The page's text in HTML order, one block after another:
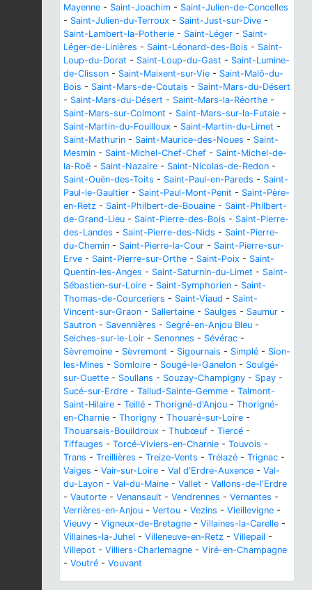
Mayenne - Saint-Joachim - Saint-Julien-de-Concelles
- Saint-Julien-du-Terroux - Saint-Just-sur-Dive -
Saint-Lambert-la-Potherie - Saint-Léger - Saint-
Léger-de-Linières - Saint-Léonard-des-Bois - Saint-
Loup-du-Dorat - Saint-Loup-du-Gast - Saint-Lumine-
de-Clisson - Saint-Maixent-sur-Vie - Saint-Malô-du-
Bois - Saint-Mars-de-Coutais - Saint-Mars-du-Désert
- Saint-Mars-du-Désert - Saint-Mars-la-Réorthe -
Saint-Mars-sur-Colmont - Saint-Mars-sur-la-Futaie -
Saint-Martin-du-Fouilloux - Saint-Martin-du-Limet -
Saint-Mathurin - Saint-Maurice-des-Noues - Saint-
Mesmin - Saint-Michel-Chef-Chef - Saint-Michel-de-
la-Roë - Saint-Nazaire - Saint-Nicolas-de-Redon -
Saint-Ouën-des-Toits - Saint-Paul-en-Pareds - Saint-
Paul-le-Gaultier - Saint-Paul-Mont-Penit - Saint-Père-
en-Retz - Saint-Philbert-de-Bouaine - Saint-Philbert-
de-Grand-Lieu - Saint-Pierre-des-Bois - Saint-Pierre-
des-Landes - Saint-Pierre-des-Nids - Saint-Pierre-
du-Chemin - Saint-Pierre-la-Cour - Saint-Pierre-sur-
Erve - Saint-Pierre-sur-Orthe - Saint-Poix - Saint-
Quentin-les-Anges - Saint-Saturnin-du-Limet - Saint-
Sébastien-sur-Loire - Saint-Symphorien - Saint-
Thomas-de-Courceriers - Saint-Viaud - Saint-
Vincent-sur-Graon - Sallertaine - Saulges - Saumur -
Sautron - Savennières - Segré-en-Anjou Bleu -
Seiches-sur-le-Loir - Senonnes - Sévérac -
Sèvremoine - Sèvremont - Sigournais - Simplé - Sion-
les-Mines - Somloire - Sougé-le-Ganelon - Soulgé-
sur-Ouette - Soullans - Souzay-Champigny - Spay -
Sucé-sur-Erdre - Tallud-Sainte-Gemme - Talmont-
Saint-Hilaire - Teillé - Thorigné-d'Anjou - Thorigné-
en-Charnie - Thorigny - Thouaré-sur-Loire -
Thouarsais-Bouildroux - Thubœuf - Tiercé -
Tiffauges - Torcé-Viviers-en-Charnie - Touvois -
Trans - Treillières - Treize-Vents - Trélazé - Trignac -
Vaiges - Vair-sur-Loire - Val d'Erdre-Auxence - Val-
du-Layon - Val-du-Maine - Vallet - Vallons-de-l'Erdre
- Vautorte - Venansault - Vendrennes - Vernantes -
Verrières-en-Anjou - Vertou - Vezins - Vieillevigne -
Vieuvy - Vigneux-de-Bretagne - Villaines-la-Carelle -
Villaines-la-Juhel - Villeneuve-en-Retz - Villepail -
Villepot - Villiers-Charlemagne - Viré-en-Champagne
- Voutré - Vouvant